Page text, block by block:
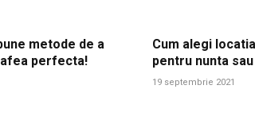
metode de a
perfecta!
Cum alegi
pentru nunta
19 septembrie 2021